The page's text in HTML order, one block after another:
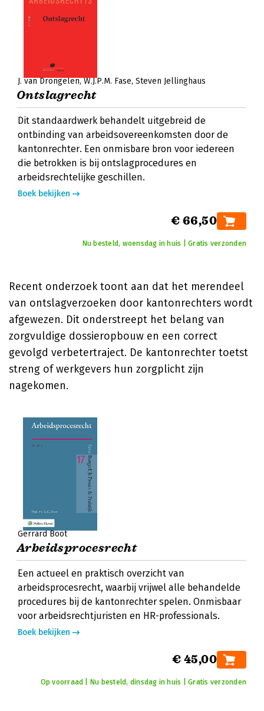
J. van Drongelen W.J.P.M. Fase Steven Jellinghaus
Ontslagrecht
Dit standaardwerk behandelt uitgebreid de
ontbinding van arbeidsovereenkomsten door de
kantonrechter. Een onmisbare bron voor iedereen
die betrokken is bij ontslagprocedures en
arbeidsrechtelijke geschillen.
Boek bekijken
€ 66,50
Nu besteld, woensdag in huis | Gratis verzonden
Recent onderzoek toont aan dat het merendeel
van ontslagverzoeken door kantonrechters wordt
afgewezen. Dit onderstreept het belang van
zorgvuldige dossieropbouw en een correct
gevolgd verbetertraject. De kantonrechter toetst
streng of werkgevers hun zorgplicht zijn
nagekomen.
Gerrard Boot
Arbeidsprocesrecht
Een actueel en praktisch overzicht van
arbeidsprocesrecht, waarbij vrijwel alle behandelde
procedures bij de kantonrechter spelen. Onmisbaar
voor arbeidsrechtjuristen en HR-professionals.
Boek bekijken
€ 45,00
Op voorraad | Nu besteld, dinsdag in huis | Gratis verzonden